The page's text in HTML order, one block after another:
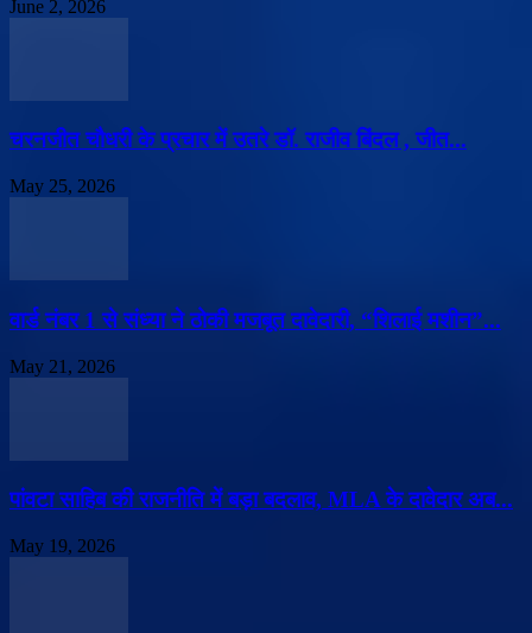
June 2, 2026
चरनजीत चौधरी के प्रचार में उतरे डॉ. राजीव बिंदल , जीत...
May 25, 2026
वार्ड नंबर 1 से संध्या ने ठोकी मजबूत दावेदारी, “शिलाई मशीन”...
May 21, 2026
पांवटा साहिब की राजनीति में बड़ा बदलाव, MLA के दावेदार अब...
May 19, 2026